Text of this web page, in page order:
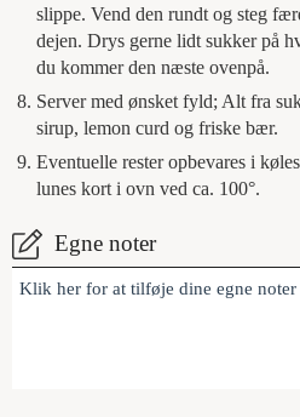
slippe. Vend den rundt og steg
dejen. Drys gerne lidt sukker på
du kommer den næste ovenpå.
Server med ønsket fyld; Alt fra
sirup, lemon curd og friske bær.
Eventuelle rester opbevares i
lunes kort i ovn ved ca. 100°.
Egne noter
Klik her for at tilføje dine egne noter